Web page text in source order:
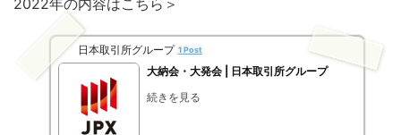
2022年の内容はこちら＞
日本取引所グループ 1 Post
大納会・大発会 | 日本取引所グループ
続きを見る